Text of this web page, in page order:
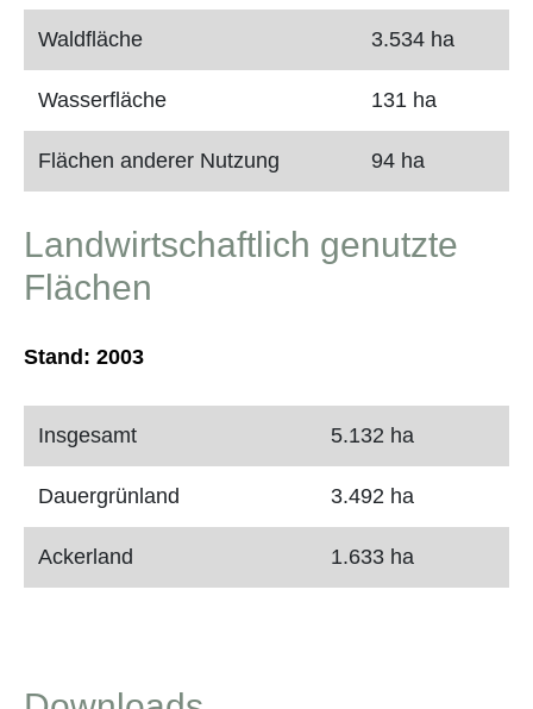
Waldfläche 3.534 ha
Wasserfläche 131 ha
Flächen anderer Nutzung 94 ha
Landwirtschaftlich genutzte
Flächen
Stand: 2003
Insgesamt 5.132 ha
Dauergrünland 3.492 ha
Ackerland 1.633 ha